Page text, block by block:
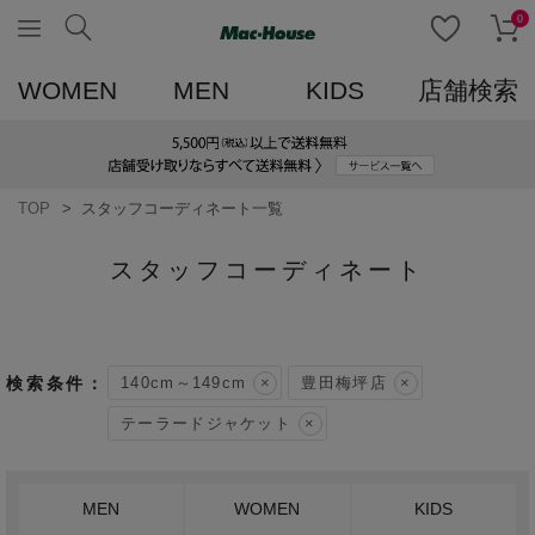
0
WOMEN MEN KIDS 店舗検索
TOP スタッフコーディネート一覧
スタッフコーディネート
140cm～149cm 豊田梅坪店
テーラードジャケット
MEN WOMEN KIDS